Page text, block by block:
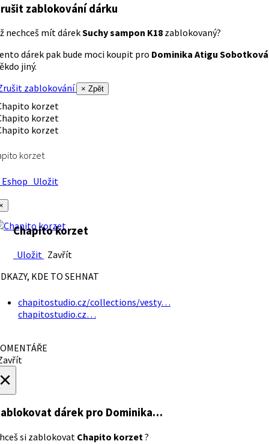
zablokování dárku
nechceš mít dárekSuchy sampon K18 zablokovaný?
dárek pak bude moci koupit pro Dominika Atigu Sobotková
jiný.
zablokování
× Zpět
korzet
Uložit
Chapito korzet
Uložit Zavřít
KDE TO SEHNAT
chapitostudio.cz/collections/vesty…
chapitostudio.cz…
dárek pro Dominika…
si zablokovat Chapito korzet?